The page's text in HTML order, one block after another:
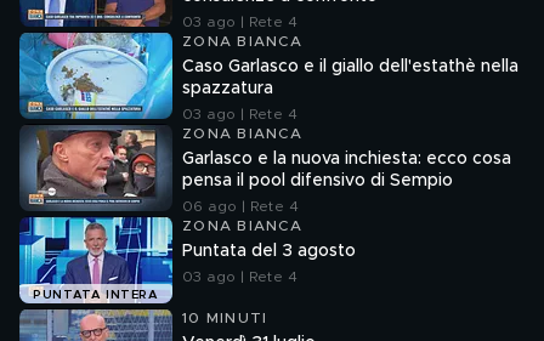
03 ago | Rete 4
ZONA BIANCA
Caso Garlasco e il giallo dell'estathè nella
spazzatura
03 ago | Rete 4
ZONA BIANCA
Garlasco e la nuova inchiesta: ecco cosa
pensa il pool difensivo di Sempio
06 ago | Rete 4
PUNTATA INTERA
ZONA BIANCA
Puntata del 3 agosto
03 ago | Rete 4
10 MINUTI